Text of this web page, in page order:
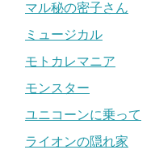
マル秘の密子さん
ミュージカル
モトカレマニア
モンスター
ユニコーンに乗って
ライオンの隠れ家